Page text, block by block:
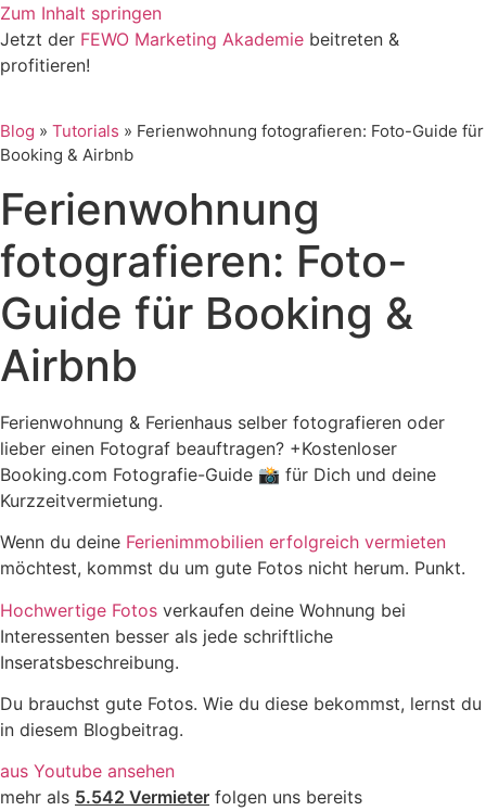
Zum Inhalt springen
Jetzt der FEWO Marketing Akademie beitreten &
profitieren!
Blog » Tutorials » Ferienwohnung fotografieren: Foto-Guide für
Booking & Airbnb
Ferienwohnung
fotografieren: Foto-
Guide für Booking &
Airbnb
Ferienwohnung & Ferienhaus selber fotografieren oder
lieber einen Fotograf beauftragen? +Kostenloser
Booking.com Fotografie-Guide 📸 für Dich und deine
Kurzzeitvermietung.
Wenn du deine Ferienimmobilien erfolgreich vermieten
möchtest, kommst du um gute Fotos nicht herum. Punkt.
Hochwertige Fotos verkaufen deine Wohnung bei
Interessenten besser als jede schriftliche
Inseratsbeschreibung.
Du brauchst gute Fotos. Wie du diese bekommst, lernst du
in diesem Blogbeitrag.​
aus Youtube ansehen
mehr als 5.542 Vermieter folgen uns bereits